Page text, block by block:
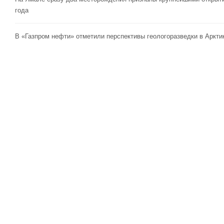
года
В «Газпром нефти» отметили перспективы геологоразведки в